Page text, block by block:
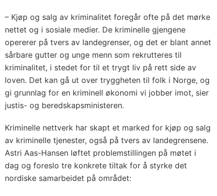
– Kjøp og salg av kriminalitet foregår ofte på det mørke
nettet og i sosiale medier. De kriminelle gjengene
opererer på tvers av landegrenser, og det er blant annet
sårbare gutter og unge menn som rekrutteres til
kriminalitet, i stedet for til et trygt liv på rett side av
loven. Det kan gå ut over tryggheten til folk i Norge, og
gi grunnlag for en kriminell økonomi vi jobber imot, sier
justis- og beredskapsministeren.
Kriminelle nettverk har skapt et marked for kjøp og salg
av kriminelle tjenester, også på tvers av landegrensene.
Astri Aas-Hansen løftet problemstillingen på møtet i
dag og foreslo tre konkrete tiltak for å styrke det
nordiske samarbeidet på området: